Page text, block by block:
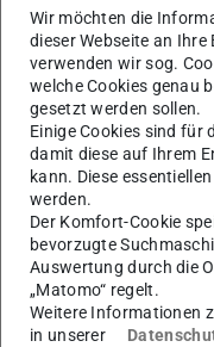
Wir möchten die
dieser Webseite an
verwenden wir sog.
welche Cookies genau
gesetzt werden sollen.
Einige Cookies sind für
damit diese auf Ihrem
kann. Diese
werden.
Der Komfort-Cookie
bevorzugte
Auswertung durch die
„Matomo“ regelt.
Weitere Informationen
in unserer